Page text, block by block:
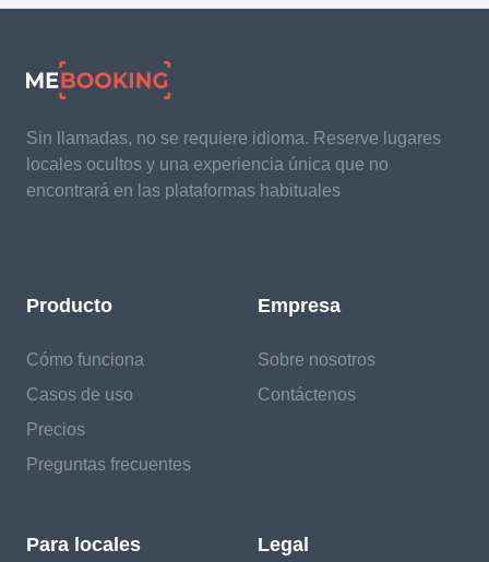
Sin llamadas, no se requiere idioma. Reserve lugares
locales ocultos y una experiencia única que no
encontrará en las plataformas habituales
Producto
Cómo funciona
Casos de uso
Precios
Preguntas frecuentes
Empresa
Sobre nosotros
Contáctenos
Para locales Legal